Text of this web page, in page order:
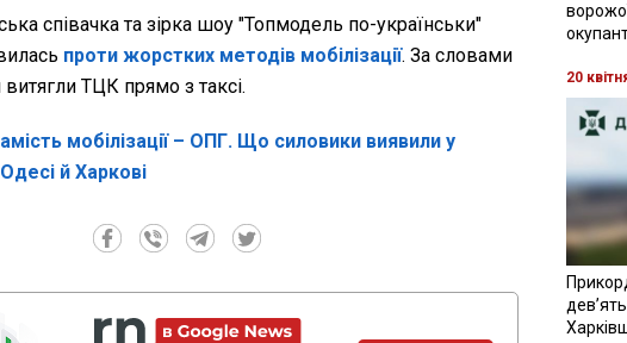
співачка та зірка шоу "Топмодель по-українськи"
проти жорстких методів мобілізації. За словами
витягли ТЦК прямо з таксі.
мобілізації – ОПГ. Що силовики виявили у
й Харкові
20